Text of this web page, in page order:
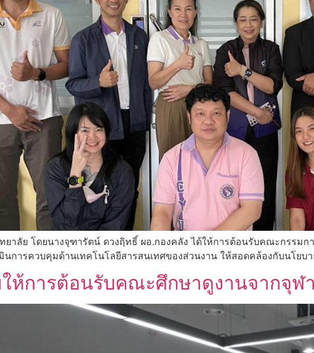
ยาลัย โดยนางจุฑารัตน์ ดวงฤิทธิ์ ผอ.กองคลัง ได้ให้การต้อนรับคณะกรรมก
นการควบคุมด้านเทคโนโลยีสารสนเทศของส่วนงาน ให้สอดคล้องกับนโย
ห้การต้อนรับคณะศึกษาดูงานจากจุฬ